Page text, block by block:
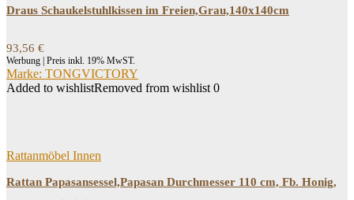
Draus Schaukelstuhlkissen im Freien,Grau,140x140cm
93,56 €
Werbung | Preis inkl. 19% MwST.
Marke: TONGVICTORY
Added to wishlistRemoved from wishlist 0
Rattanmöbel Innen
Rattan Papasansessel,Papasan Durchmesser 110 cm, Fb. Honig,